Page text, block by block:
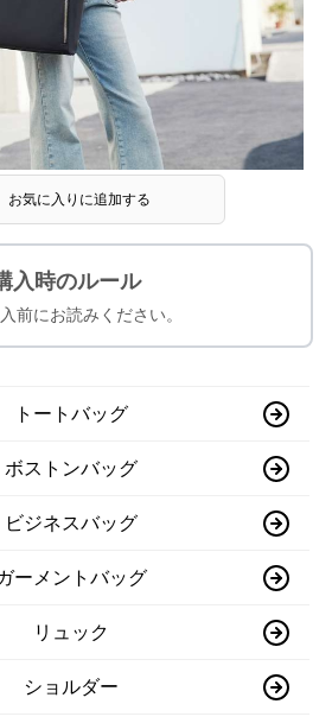
お気に入りに追加する
入時のルール
前にお読みください。
トートバッグ
ボストンバッグ
ビジネスバッグ
ーメントバッグ
リュック
ショルダー